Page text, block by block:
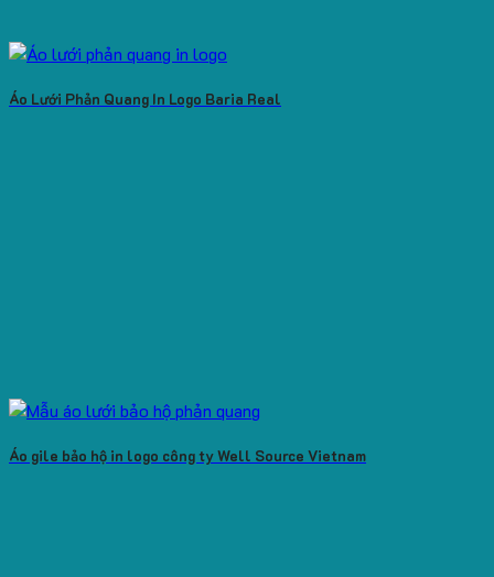
Áo Lưới Phản Quang In Logo Baria Real
Áo gile bảo hộ in logo công ty Well Source Vietnam